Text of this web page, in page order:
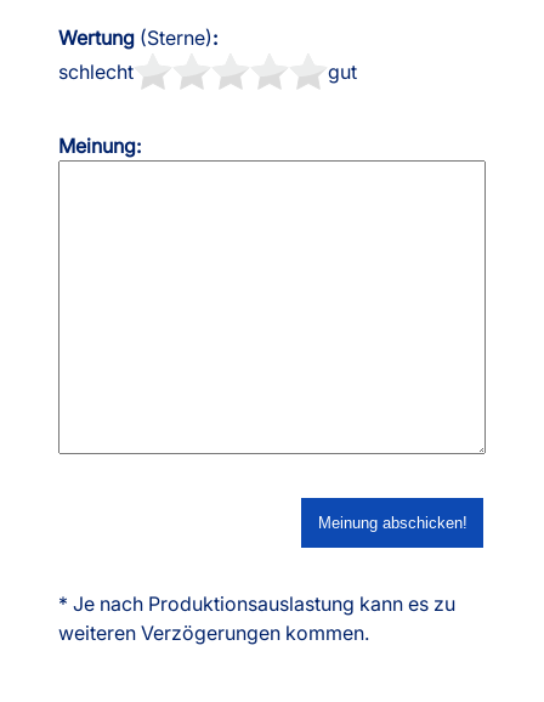
Wertung (Sterne):
schlecht
gut
Meinung:
* Je nach Produktionsauslastung kann es zu
weiteren Verzögerungen kommen.